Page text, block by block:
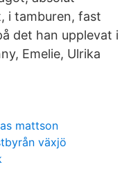
i tamburen, fast
det han upplevat i
Emelie, Ulrika
mattson
växjö